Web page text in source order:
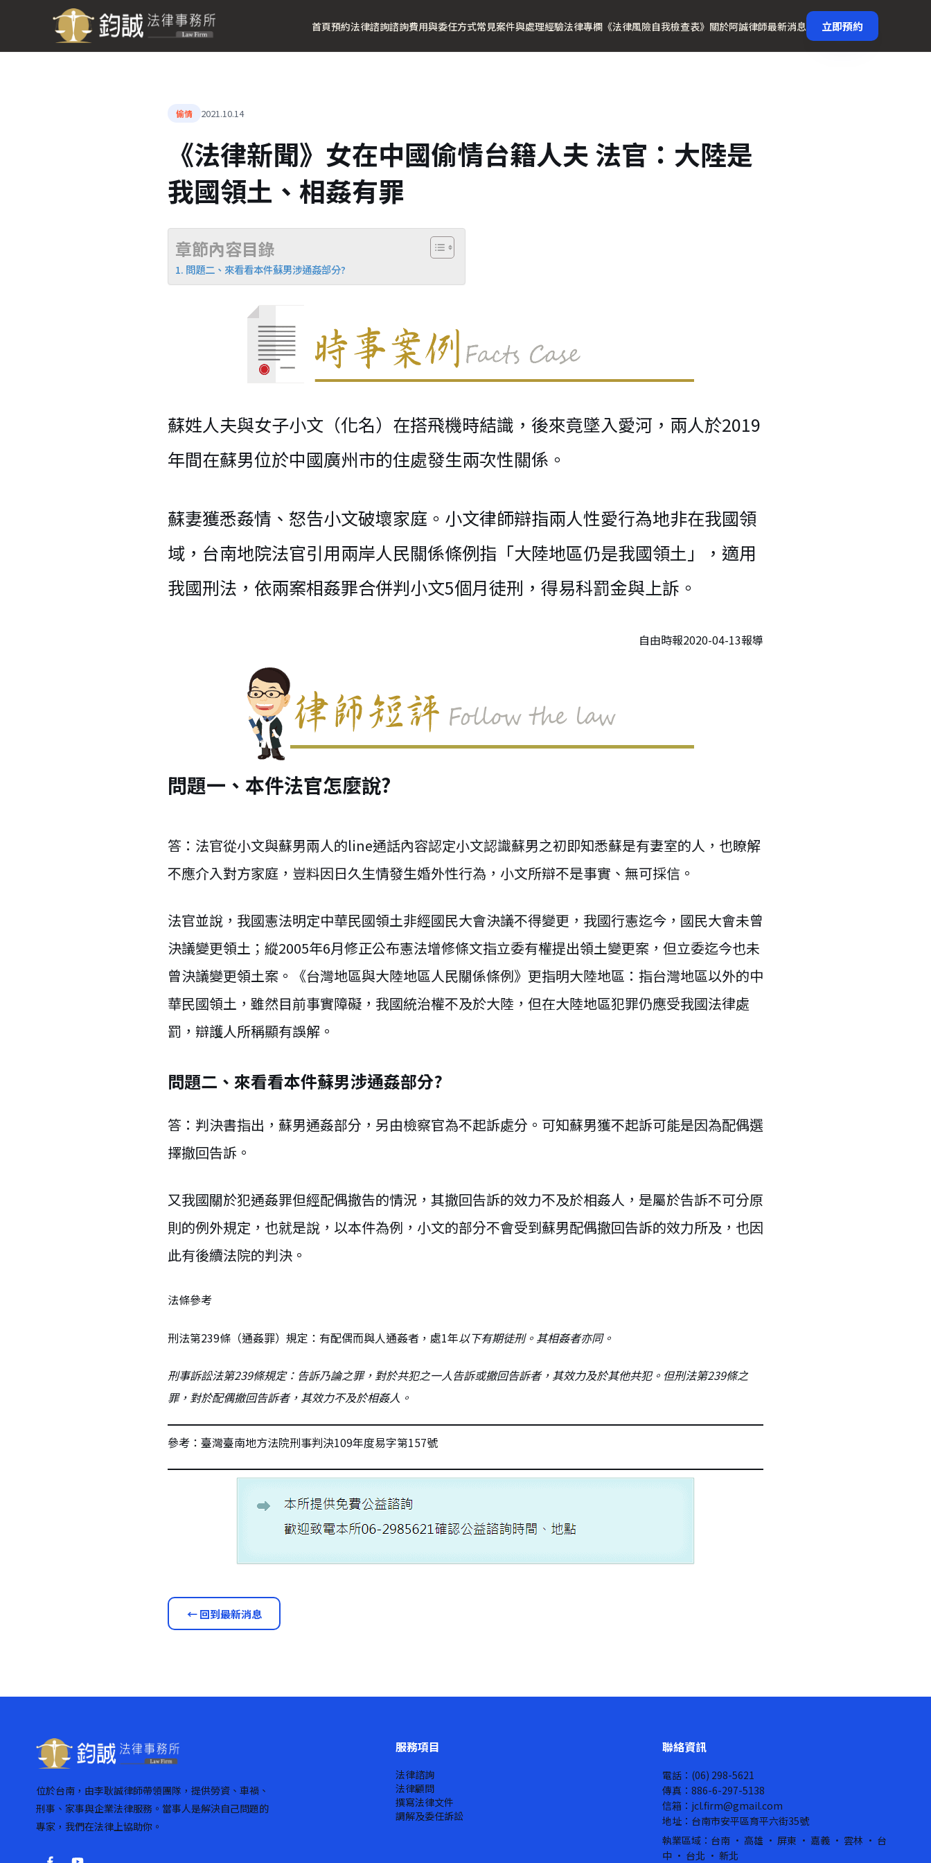
首頁預約法律諮詢諮詢費用與委任方式常見案件與處理經驗法律專欄 《法律風險自我檢查表》 關於阿誠律師最新消息 立即預約
偷情 2021.10.14
《法律新聞》女在中國偷情台籍人夫 法官：大陸是
我國領土、相姦有罪
章節內容目錄
問題二、來看看本件蘇男涉通姦部分?
蘇姓人夫與女子小文（化名）在搭飛機時結識，後來竟墜入愛河，兩人於2019
年間在蘇男位於中國廣州市的住處發生兩次性關係。
蘇妻獲悉姦情、怒告小文破壞家庭。小文律師辯指兩人性愛行為地非在我國領
域，台南地院法官引用兩岸人民關係條例指「大陸地區仍是我國領土」，適用
我國刑法，依兩案相姦罪合併判小文5個月徒刑，得易科罰金與上訴。
自由時報2020-04-13報導
問題一、本件法官怎麼說?
答：法官從小文與蘇男兩人的line通話內容認定小文認識蘇男之初即知悉蘇是有妻室的人，也瞭解
不應介入對方家庭，豈料因日久生情發生婚外性行為，小文所辯不是事實、無可採信。
法官並說，我國憲法明定中華民國領土非經國民大會決議不得變更，我國行憲迄今，國民大會未曾
決議變更領土；縱2005年6月修正公布憲法增修條文指立委有權提出領土變更案，但立委迄今也未
曾決議變更領土案。《台灣地區與大陸地區人民關係條例》更指明大陸地區：指台灣地區以外的中
華民國領土，雖然目前事實障礙，我國統治權不及於大陸，但在大陸地區犯罪仍應受我國法律處
罰，辯護人所稱顯有誤解。
問題二、來看看本件蘇男涉通姦部分?
答：判決書指出，蘇男通姦部分，另由檢察官為不起訴處分。可知蘇男獲不起訴可能是因為配偶選
擇撤回告訴。
又我國關於犯通姦罪但經配偶撤告的情況，其撤回告訴的效力不及於相姦人，是屬於告訴不可分原
則的例外規定，也就是說，以本件為例，小文的部分不會受到蘇男配偶撤回告訴的效力所及，也因
此有後續法院的判決。
法條參考
刑法第239條（通姦罪）規定：有配偶而與人通姦者，處1年以下有期徒刑。其相姦者亦同。
刑事訴訟法第239條規定：告訴乃論之罪，對於共犯之一人告訴或撤回告訴者，其效力及於其他共犯。但刑法第239條之
罪，對於配偶撤回告訴者，其效力不及於相姦人。
參考：臺灣臺南地方法院刑事判決109年度易字第157號
← 回到最新消息
位於台南，由李耿誠律師帶領團隊，提供勞資、車禍、
刑事、家事與企業法律服務。當事人是解決自己問題的
專家，我們在法律上協助你。
服務項目
法律諮詢
法律顧問
撰寫法律文件
調解及委任訴訟
聯絡資訊
電話：(06) 298-5621
傳真：886-6-297-5138
信箱：jcl.firm@gmail.com
地址：台南市安平區育平六街35號
執業區域：台南 · 高雄 · 屏東 · 嘉義 · 雲林 · 台
中 · 台北 · 新北